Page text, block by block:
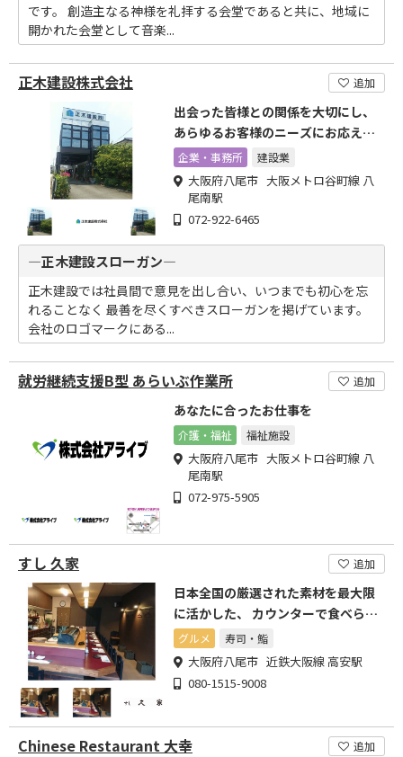
です。 創造主なる神様を礼拝する会堂であると共に、地域に
開かれた会堂として音楽...
正木建設株式会社 追加
出会った皆様との関係を大切にし、
あらゆるお客様のニーズにお応えで
きるよう 対応しております
企業・事務所 建設業
大阪府八尾市 大阪メトロ谷町線 八
尾南駅
072-922-6465
―正木建設スローガン―
正木建設では社員間で意見を出し合い、いつまでも初心を忘
れることなく 最善を尽くすべきスローガンを掲げています。
会社のロゴマークにある...
就労継続支援B型 あらいぶ作業所 追加
あなたに合ったお仕事を
介護・福祉 福祉施設
大阪府八尾市 大阪メトロ谷町線 八
尾南駅
072-975-5905
すし 久家 追加
日本全国の厳選された素材を最大限
に活かした、 カウンターで食べられ
る寿司専門店
グルメ 寿司・鮨
大阪府八尾市 近鉄大阪線 高安駅
080-1515-9008
Chinese Restaurant 大幸 追加